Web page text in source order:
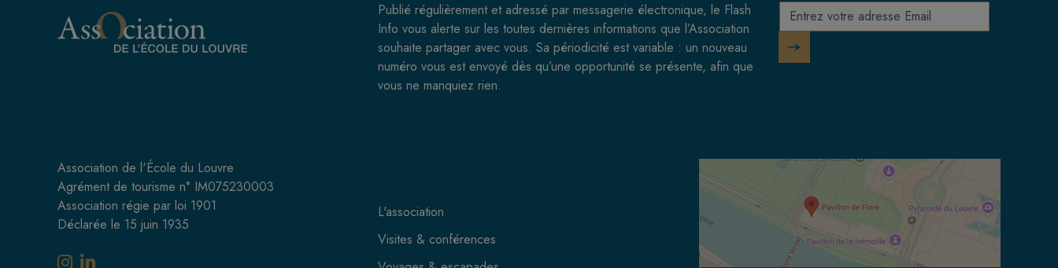
Publié régulièrement et adressé par messagerie électronique, le Flash
Info vous alerte sur les toutes dernières informations que l’Association
souhaite partager avec vous. Sa périodicité est variable : un nouveau
numéro vous est envoyé dès qu’une opportunité se présente, afin que
vous ne manquiez rien.
Association de l'École du Louvre
Agrément de tourisme n° IM075230003
Association régie par loi 1901
Déclarée le 15 juin 1935
L'association
Visites & conférences